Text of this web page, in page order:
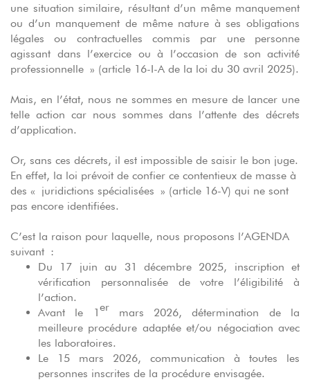
une situation similaire, résultant d’un même manquement
ou d’un manquement de même nature à ses obligations
légales ou contractuelles commis par une personne
agissant dans l’exercice ou à l’occasion de son activité
professionnelle » (article 16-I-A de la loi du 30 avril 2025).
Mais, en l’état, nous ne sommes en mesure de lancer une
telle action car nous sommes dans l’attente des décrets
d’application.
Or, sans ces décrets, il est impossible de saisir le bon juge.
En effet, la loi prévoit de confier ce contentieux de masse à
des « juridictions spécialisées » (article 16-V) qui ne sont
pas encore identifiées.
C’est la raison pour laquelle, nous proposons l’AGENDA
suivant :
Du 17 juin au 31 décembre 2025, inscription et
vérification personnalisée de votre l’éligibilité à
l’action.
Avant le 1er mars 2026, détermination de la
meilleure procédure adaptée et/ou négociation avec
les laboratoires.
Le 15 mars 2026, communication à toutes les
personnes inscrites de la procédure envisagée.